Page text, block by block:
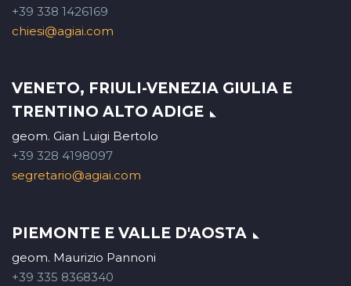
+39 338 1426169
chiesi@agiai.com
VENETO, FRIULI-VENEZIA GIULIA E
TRENTINO ALTO ADIGE
geom. Gian Luigi Bertolo
+39 328 4198097
segretario@agiai.com
PIEMONTE E VALLE D'AOSTA
geom. Maurizio Pannoni
+39 335 8368340